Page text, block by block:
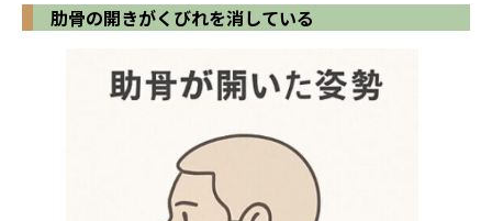
肋骨の開きがくびれを消している